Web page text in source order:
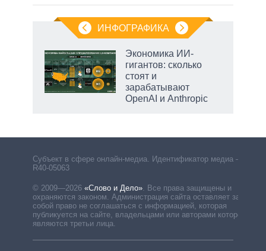
ИНФОГРАФИКА
Экономика ИИ-
гигантов: сколько
стоят и
зарабатывают
OpenAI и Anthropic
Субъект в сфере онлайн-медиа. Идентификатор медиа –
R40-05063
© 2009—2026 «Слово и Дело». Все права защищены и
охраняются законом. Администрация сайта оставляет за
собой право не соглашаться с информацией, которая
публикуется на сайте, владельцами или авторами которой
являются третьи лица.